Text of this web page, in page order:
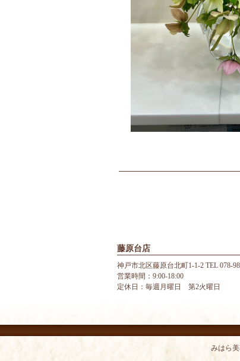
藤原台店
神戸市北区藤原台北町1-1-2 TEL 078-
営業時間：9:00-18:00
定休日：毎週月曜日 第2火曜日
みはら